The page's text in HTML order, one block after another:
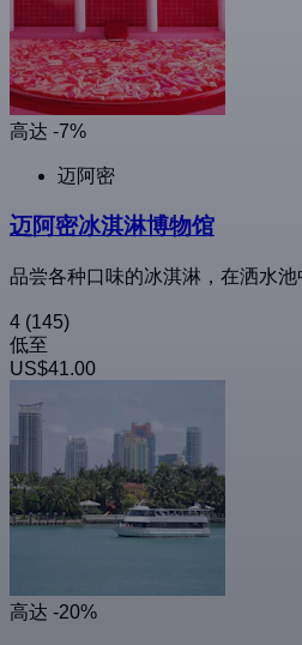
高达 -7%
迈阿密
迈阿密冰淇淋博物馆
品尝各种口味的冰淇淋，在洒水池
4 (145)
低至
US$41.00
高达 -20%